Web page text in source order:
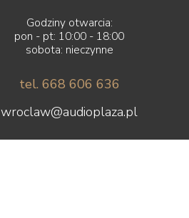
Godziny otwarcia:
pon - pt: 10:00 - 18:00
sobota: nieczynne
tel. 668 606 636
wroclaw@audioplaza.pl